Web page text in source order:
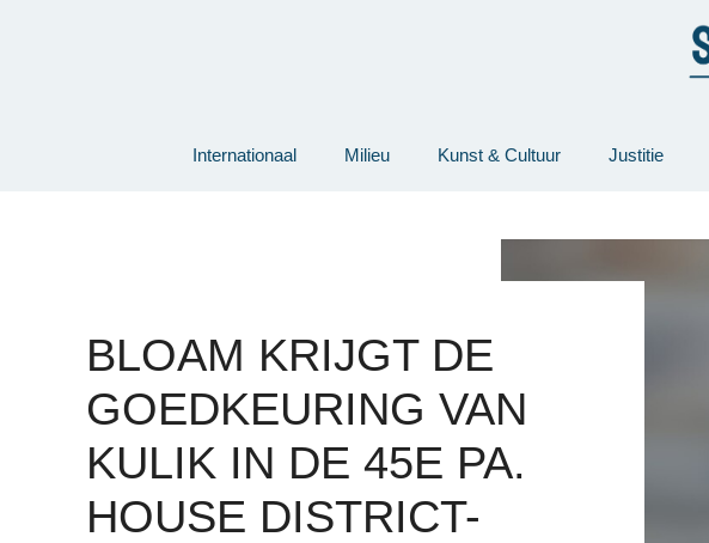
Internationaal Milieu Kunst & Cultuur Justitie
BLOAM KRIJGT DE
GOEDKEURING VAN
KULIK IN DE 45E PA.
HOUSE DISTRICT-